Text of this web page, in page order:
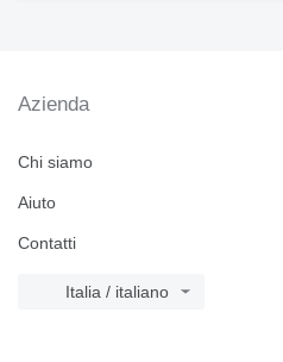
Azienda
Chi siamo
Aiuto
Contatti
Italia / italiano